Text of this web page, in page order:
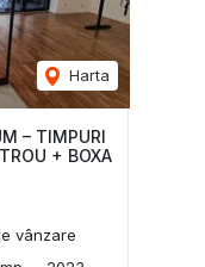
Harta
– TIMPURI
+ BOXA
vânzare